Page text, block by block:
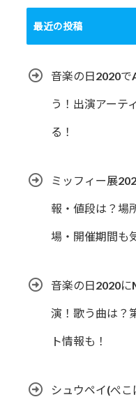
最近の投稿
音楽の日2020
う！出演アーテ
る！
ミッフィー展
報・値段は？場
場・開催期間も
音楽の日2020に
演！歌う曲は？
ト情報も！
シュウペイ(ぺ